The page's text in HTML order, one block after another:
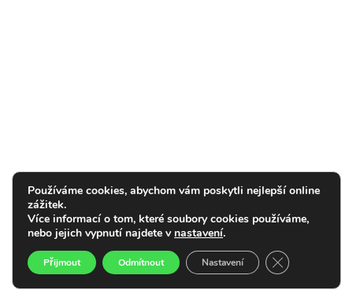
Používáme cookies, abychom vám poskytli nejlepší online
zážitek.
Více informací o tom, které soubory cookies používáme,
nebo jejich vypnutí najdete v nastavení.
Přijmout Odmítnout Nastavení Zavřít cookie